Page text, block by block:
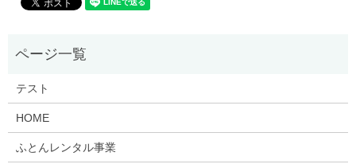
テスト
HOME
ふとんレンタル事業